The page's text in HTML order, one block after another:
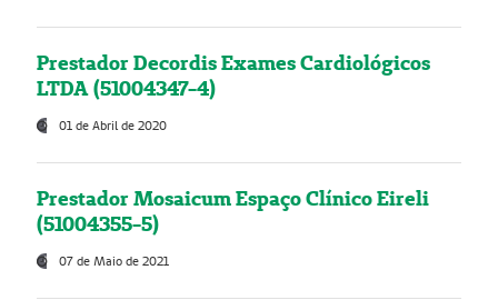
Prestador Decordis Exames Cardiológicos
LTDA (51004347-4)
01 de Abril de 2020
Prestador Mosaicum Espaço Clínico Eireli
(51004355-5)
07 de Maio de 2021